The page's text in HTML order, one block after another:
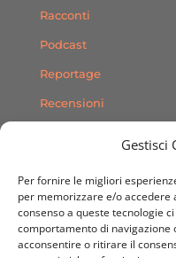
Gestisci
Per fornire le migliori
per memorizzare e/o accedere
consenso a queste tecnologie
comportamento di navigazione
acconsentire o ritirare il
Racconti
Podcast
Reportage
Recensioni
Contatti
SEGUICI SUI SOCIAL